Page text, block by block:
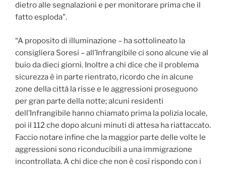
dietro alle segnalazioni e per monitorare prima che il
fatto esploda”.
“A proposito di illuminazione – ha sottolineato la
consigliera Soresi – all’Infrangibile ci sono alcune vie al
buio da dieci giorni. Inoltre a chi dice che il problema
sicurezza è in parte rientrato, ricordo che in alcune
zone della città la risse e le aggressioni proseguono
per gran parte della notte; alcuni residenti
dell’Infrangibile hanno chiamato prima la polizia locale,
poi il 112 che dopo alcuni minuti di attesa ha riattaccato.
Faccio notare infine che la maggior parte delle volte le
aggressioni sono riconducibili a una immigrazione
incontrollata. A chi dice che non è così rispondo con i